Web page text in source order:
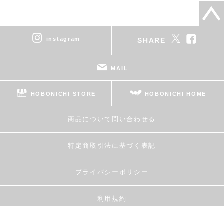
instagram SHARE
MAIL
HOBONICHI STORE HOBONICHI HOME
商品について問い合わせる
特定商取引法に基づく表記
プライバシーポリシー
利用規約